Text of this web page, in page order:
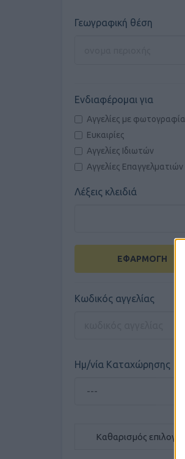
Γεωγραφική θέση
Ενδιαφέρομαι για
Αγγελίες με φωτογραφία
Ευκαιρίες
Αγγελίες Ιδιωτών
Αγγελίες Επαγγελματιών
Λέξεις κλειδιά
ΕΦΑΡΜΟΓΗ
Κωδικός αγγελίας
Ημ/νία Καταχώρησης
Καθαρισμός επιλογών